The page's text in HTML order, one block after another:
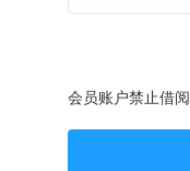
会员账户禁止借